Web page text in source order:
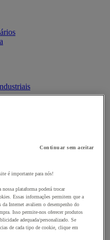
Continuar sem aceitar
é importante para nós!
plataforma poderá trocar
Essas informações permitem que a
da Internet avaliem o desempenho do
Isso permite-nos oferecer produtos
adequada/personalizado. Se
de cada tipo de cookie, clique em